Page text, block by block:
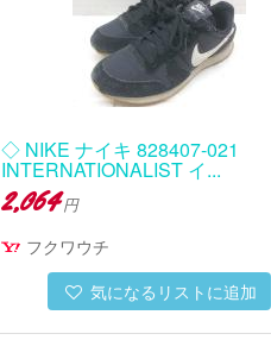
◇ NIKE ナイキ 828407-021
INTERNATIONALIST イ...
2,064 円
フクワウチ
気になるリストに追加